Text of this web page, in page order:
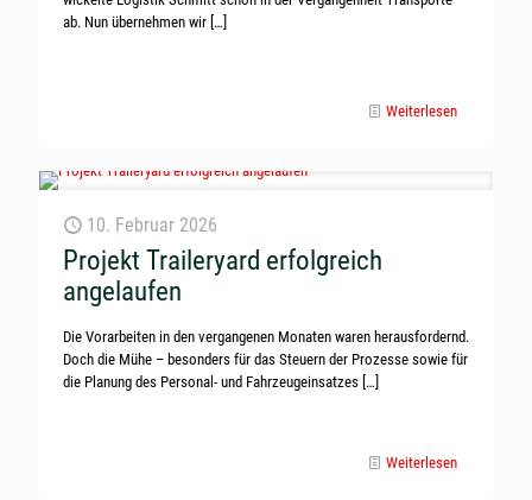
ab. Nun übernehmen wir […]
Weiterlesen
10. Februar 2026
Projekt Traileryard erfolgreich
angelaufen
Die Vorarbeiten in den vergangenen Monaten waren herausfordernd.
Doch die Mühe – besonders für das Steuern der Prozesse sowie für
die Planung des Personal- und Fahrzeugeinsatzes […]
Weiterlesen